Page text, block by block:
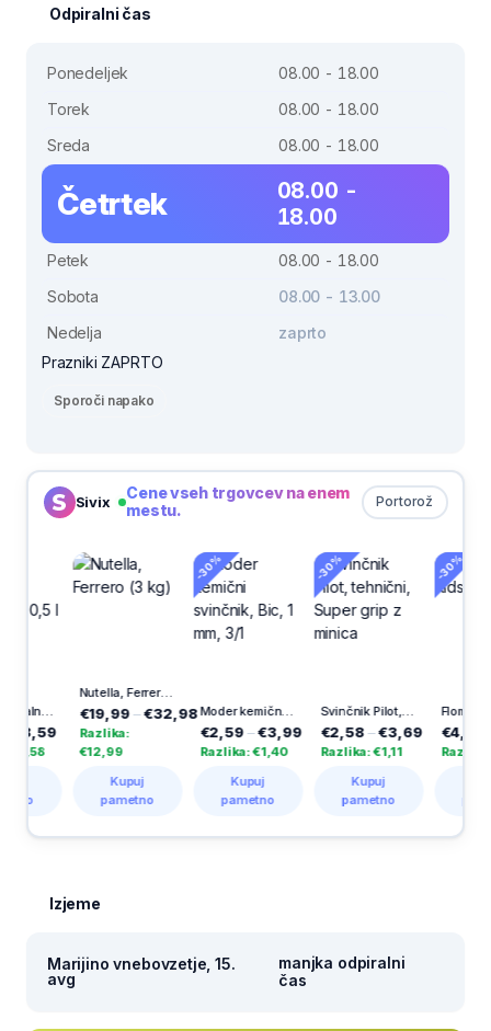
Odpiralni čas
Ponedeljek
08.00 - 18.00
Torek
08.00 - 18.00
Sreda
08.00 - 18.00
Četrtek
08.00 -
18.00
Petek
08.00 - 18.00
Sobota
08.00 - 13.00
Nedelja
zaprto
Prazniki ZAPRTO
Sporoči napako
Sivix Portorož
Cene vseh trgovcev na enem
mestu.
Nutella, Ferrero (3 kg)
€19,99–€32,98
Razlika:
€12,99
pametno
Moder kemični svinčnik, Bic, 1 mm, 3/1
–€3,99
Razlika: €1,40
pametno
Svinčnik Pilot, tehnični, Super grip z minica
€2,58 –€3,69
Razlika: €1,11
pametno
-30%
€4,19 –€6,99
Razlika: €2,80
Izjeme
Marijino vnebovzetje, 15.
avg
manjka odpiralni
čas